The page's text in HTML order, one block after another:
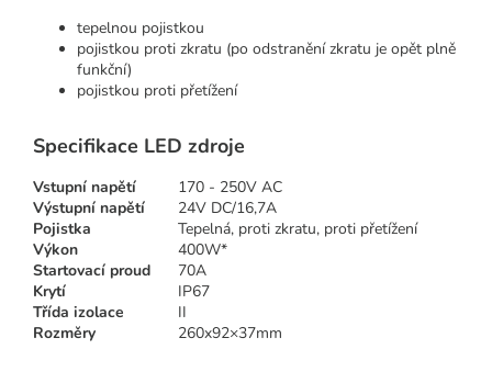
tepelnou pojistkou
pojistkou proti zkratu (po odstranění zkratu je opět plně
funkční)
pojistkou proti přetížení
Specifikace LED zdroje
Vstupní napětí
170 - 250V AC
Výstupní napětí
24V DC/16,7A
Pojistka
Tepelná, proti zkratu, proti přetížení
Výkon
400W*
Startovací proud
70A
Krytí
IP67
Třída izolace
II
Rozměry
260x92×37mm